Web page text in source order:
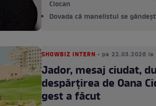
Ciocan
Dovada că manelistul se
SHOWBIZ INTERN • pe 22.03.2026 la
Jador, mesaj ciudat,
despărțirea de Oana
gest a făcut